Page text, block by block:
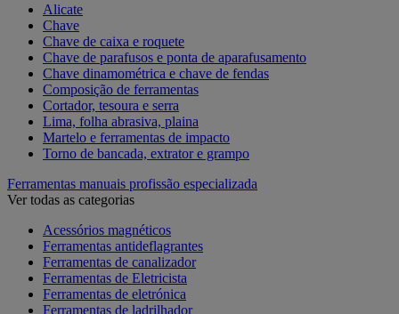
Alicate
Chave
Chave de caixa e roquete
Chave de parafusos e ponta de aparafusamento
Chave dinamométrica e chave de fendas
Composição de ferramentas
Cortador, tesoura e serra
Lima, folha abrasiva, plaina
Martelo e ferramentas de impacto
Torno de bancada, extrator e grampo
Ferramentas manuais profissão especializada
Ver todas as categorias
Acessórios magnéticos
Ferramentas antideflagrantes
Ferramentas de canalizador
Ferramentas de Eletricista
Ferramentas de eletrónica
Ferramentas de ladrilhador